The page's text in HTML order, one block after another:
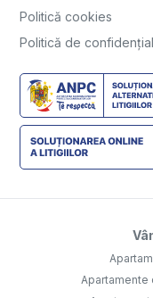
Politică cookies
Politică de
Apartamente